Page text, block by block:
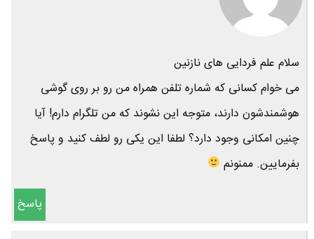
سلام علم فردایی های نازنین
می خوام کسانی که شماره تلفن همراه من رو بر روی گوشی
هوشمندشون دارند، متوجه این نشوند که من تلگرام دارم! آیا
چنین امکانی وجود دارد؟ لطفا این یکی رو لطف کنید و پاسخ
بفرمایین. ممنونم
پاسخ